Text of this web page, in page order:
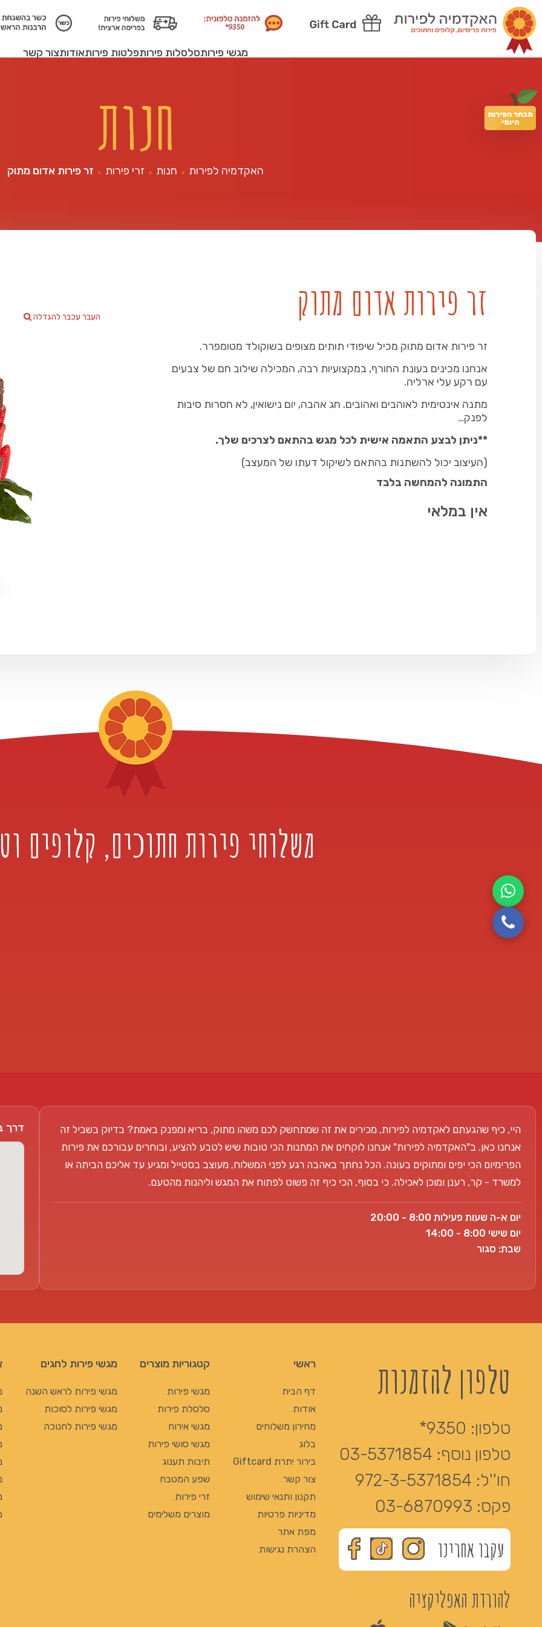
מגשי פירותסלסלות פירותפלטות פירותאודותצור קשר
מבחר הפירות
היומי
חנות
האקדמיה לפירות > חנות > זרי פירות > זר פירות אדום מתוק
זר פירות אדום מתוק
זר פירות אדום מתוק מכיל שיפודי תותים מצופים בשוקולד מטומפרר.
אנחנו מכינים בעונת החורף, במקצועיות רבה, המכילה שילוב חם של צבעים
עם רקע עלי ארליה.
מתנה אינטימית לאוהבים ואהובים. חג אהבה, יום נישואין, לא חסרות סיבות
לפנק…
**ניתן לבצע התאמה אישית לכל מגש בהתאם לצרכים שלך.
(העיצוב יכול להשתנות בהתאם לשיקול דעתו של המעצב)
התמונה להמחשה בלבד
אין במלאי
העבר עכבר להגדלה
משלוחי פירות חתוכים, קלופים
היי, כיף שהגעתם לאקדמיה לפירות, מכירים את זה שמתחשק לכם משהו מתוק, בריא ומפנק באמת? בדיוק בשביל זה
אנחנו כאן. ב"האקדמיה לפירות" אנחנו לוקחים את המתנות הכי טובות שיש לטבע להציע, ובוחרים עבורכם את פירות
הפרימיום הכי יפים ומתוקים בעונה. הכל נחתך באהבה רגע לפני המשלוח, מעוצב בסטייל ומגיע עד אליכם הביתה או
למשרד - קר, רענן ומוכן לאכילה. כי בסוף, הכי כיף זה פשוט לפתוח את המגש וליהנות מהטעם.
יום א-ה שעות פעילות 8:00 - 20:00
יום שישי 8:00 - 14:00
שבת: סגור
דרך בן צבי
טלפון להזמנות
טלפון: 9350*
טלפון נוסף: 03-5371854
חו''ל: 972-3-5371854
פקס: 03-6870993
עקבו אחרינו
להורדת האפליקציה
ראשי
דף הבית
אודות
מחירון משלוחים
בלוג
בירור יתרת Giftcard
צור קשר
תקנון ותנאי שימוש
מדיניות פרטיות
מפת אתר
הצהרת נגישות
קטגוריות מוצרים
מגשי פירות
סלסלת פירות
מגשי אירוח
מגשי סושי פירות
תיבות תענוג
שפע המטבח
זרי פירות
מוצרים משלימים
מגשי פירות לחגים
מגשי פירות לראש השנה
מגשי פירות לסוכות
מגשי פירות לחנוכה